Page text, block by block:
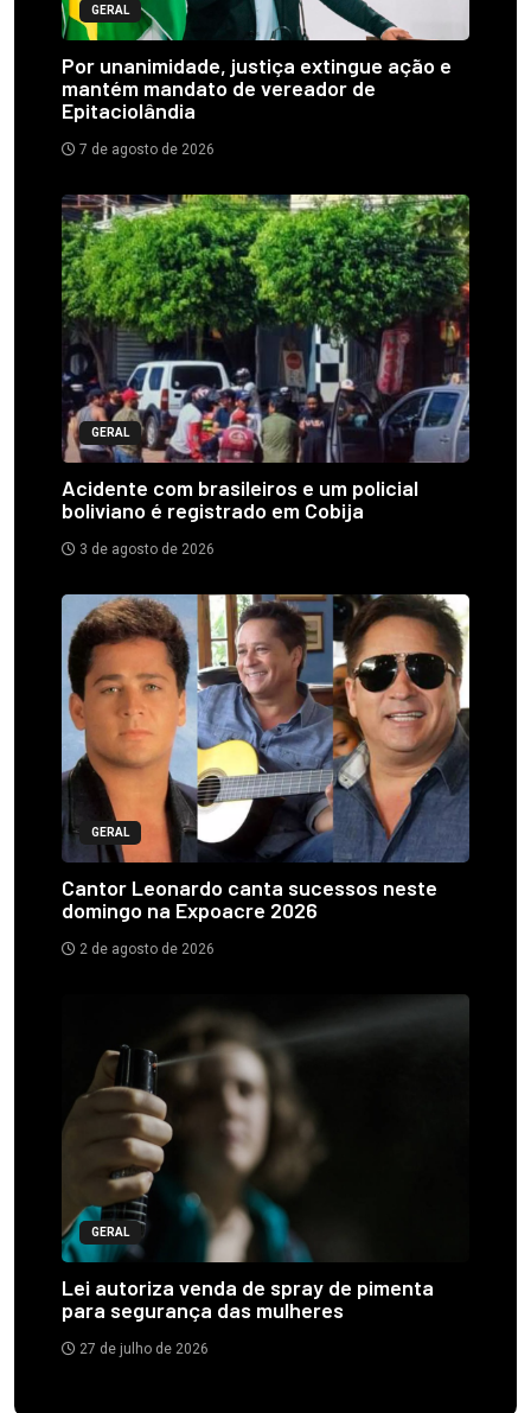
GERAL
Por unanimidade, justiça extingue ação e
mantém mandato de vereador de
Epitaciolândia
7 de agosto de 2026
GERAL
Acidente com brasileiros e um policial
boliviano é registrado em Cobija
3 de agosto de 2026
GERAL
Cantor Leonardo canta sucessos neste
domingo na Expoacre 2026
2 de agosto de 2026
GERAL
Lei autoriza venda de spray de pimenta
para segurança das mulheres
27 de julho de 2026